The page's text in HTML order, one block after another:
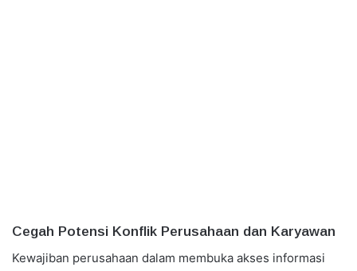
Cegah Potensi Konflik Perusahaan dan Karyawan
Kewajiban perusahaan dalam membuka akses informasi